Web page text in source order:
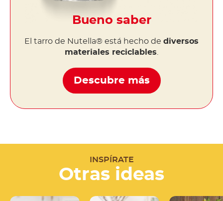
Bueno saber
El tarro de Nutella® está hecho de diversos
materiales reciclables
Descubre más
INSPÍRATE
Otras ideas